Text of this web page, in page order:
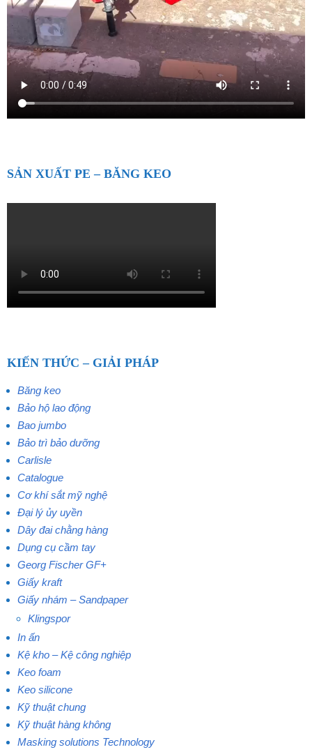
SẢN XUẤT PE – BĂNG KEO
KIẾN THỨC – GIẢI PHÁP
Băng keo
Bảo hộ lao động
Bao jumbo
Bảo trì bảo dưỡng
Carlisle
Catalogue
Cơ khí sắt mỹ nghệ
Đại lý ủy uyền
Dây đai chằng hàng
Dụng cụ cầm tay
Georg Fischer GF+
Giấy kraft
Giấy nhám – Sandpaper
Klingspor
In ấn
Kệ kho – Kệ công nghiệp
Keo foam
Keo silicone
Kỹ thuật chung
Kỹ thuật hàng không
Masking solutions Technology